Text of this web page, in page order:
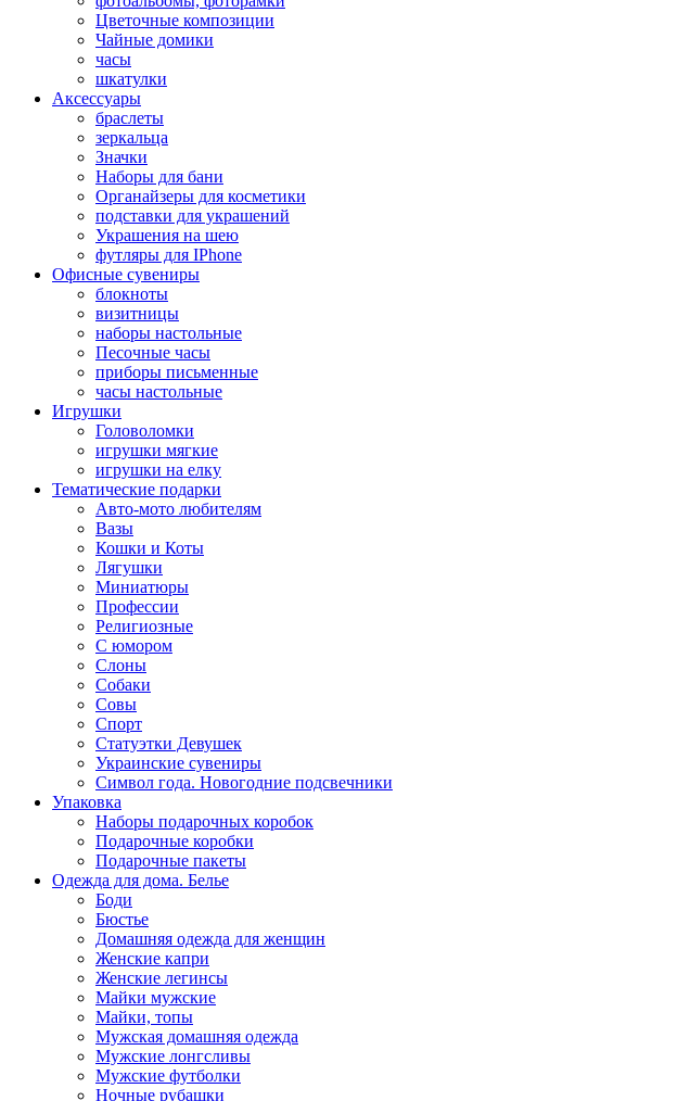
Цветочные композиции
Чайные домики
часы
шкатулки
Аксессуары
браслеты
зеркальца
Значки
Наборы для бани
Органайзеры для косметики
подставки для украшений
Украшения на шею
футляры для IPhone
Офисные сувениры
блокноты
визитницы
наборы настольные
Песочные часы
приборы письменные
часы настольные
Игрушки
Головоломки
игрушки мягкие
игрушки на елку
Тематические подарки
Авто-мото любителям
Вазы
Кошки и Коты
Лягушки
Миниатюры
Профессии
Религиозные
С юмором
Слоны
Собаки
Совы
Спорт
Статуэтки Девушек
Украинские сувениры
Символ года. Новогодние подсвечники
Упаковка
Наборы подарочных коробок
Подарочные коробки
Подарочные пакеты
Одежда для дома. Белье
Боди
Бюстье
Домашняя одежда для женщин
Женские капри
Женские легинсы
Майки мужские
Майки, топы
Мужская домашняя одежда
Мужские лонгсливы
Мужские футболки
Ночные рубашки